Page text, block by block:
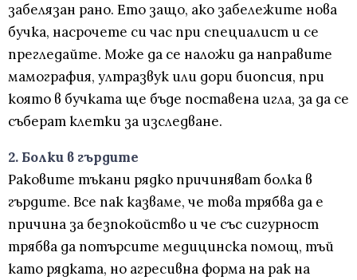
забелязан рано. Ето защо, ако забележите нова
бучка, насрочете си час при специалист и се
прегледайте. Може да се наложи да направите
мамография, ултразвук или дори биопсия, при
която в бучката ще бъде поставена игла, за да се
съберат клетки за изследване.
2. Болки в гърдите
Раковите тъкани рядко причиняват болка в
гърдите. Все пак казваме, че това трябва да е
причина за безпокойство и че със сигурност
трябва да потърсите медицинска помощ, тъй
като рядката, но агресивна форма на рак на